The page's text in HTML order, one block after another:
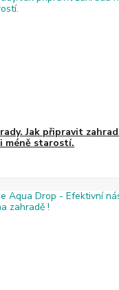
Jak připravit
méně starostí.